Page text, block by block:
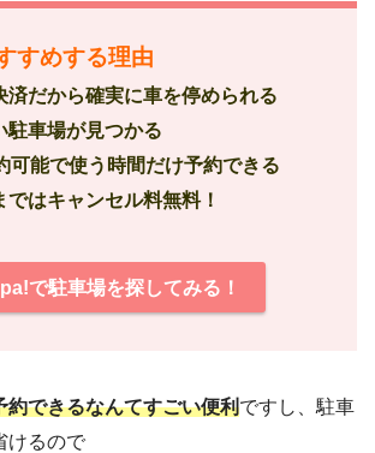
すめする理由
済だから確実に車を停められる
駐車場が見つかる
可能で使う時間だけ予約できる
ではキャンセル料無料！
で駐車場を探してみる！
約できるなんてすごい便利ですし、駐車
けるので